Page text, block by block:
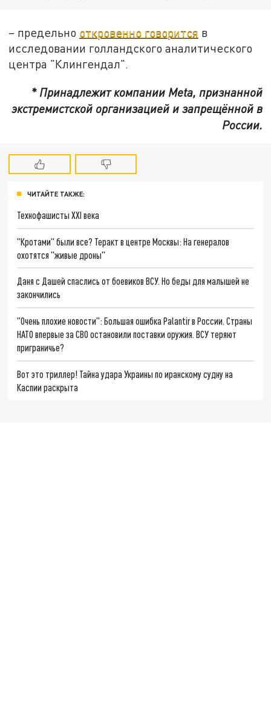
– предельно откровенно говорится в
исследовании голландского аналитического
центра "Клингендал".
* Принадлежит компании Meta, признанной
экстремистской организацией и запрещённой в
России.
ЧИТАЙТЕ ТАКЖЕ:
Технофашисты XXI века
"Кротами" были все? Теракт в центре Москвы: На генералов
охотятся "живые дроны"
Даня с Дашей спаслись от боевиков ВСУ. Но беды для малышей не
закончились
"Очень плохие новости": Большая ошибка Palantir в России. Страны
НАТО впервые за СВО остановили поставки оружия. ВСУ теряют
приграничье?
Вот это триллер! Тайна удара Украины по иранскому судну на
Каспии раскрыта